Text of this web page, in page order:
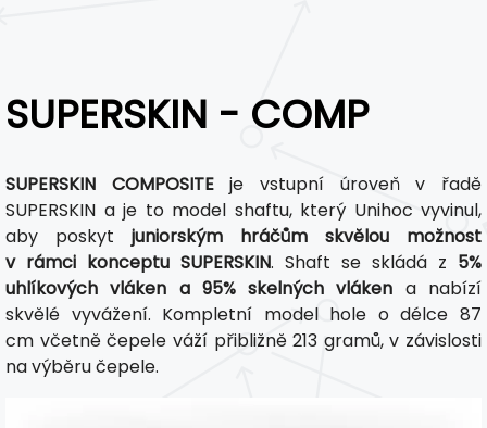
SUPERSKIN - COMP
SUPERSKIN COMPOSITEje vstupní úroveň v řadě
SUPERSKIN a je to model shaftu, který Unihoc vyvinul,
aby poskyt juniorským hráčům skvělou možnost
v rámci konceptu SUPERSKIN. Shaft se skládá z 5%
uhlíkových vláken a 95% skelných vláken a nabízí
skvělé vyvážení. Kompletní model hole o délce 87
cm včetně čepele váží přibližně 213 gramů, v závislosti
na výběru čepele.